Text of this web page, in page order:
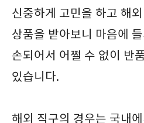
신중하게 고민을 하고 해
상품을 받아보니 마음에
손되어서 어쩔 수 없이 반
있습니다.
해외 직구의 경우는 국내